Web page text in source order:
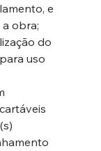
e
obra;
do
uso